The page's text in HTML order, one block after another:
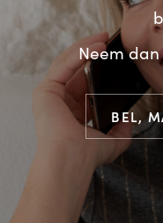
Neem
BEL,